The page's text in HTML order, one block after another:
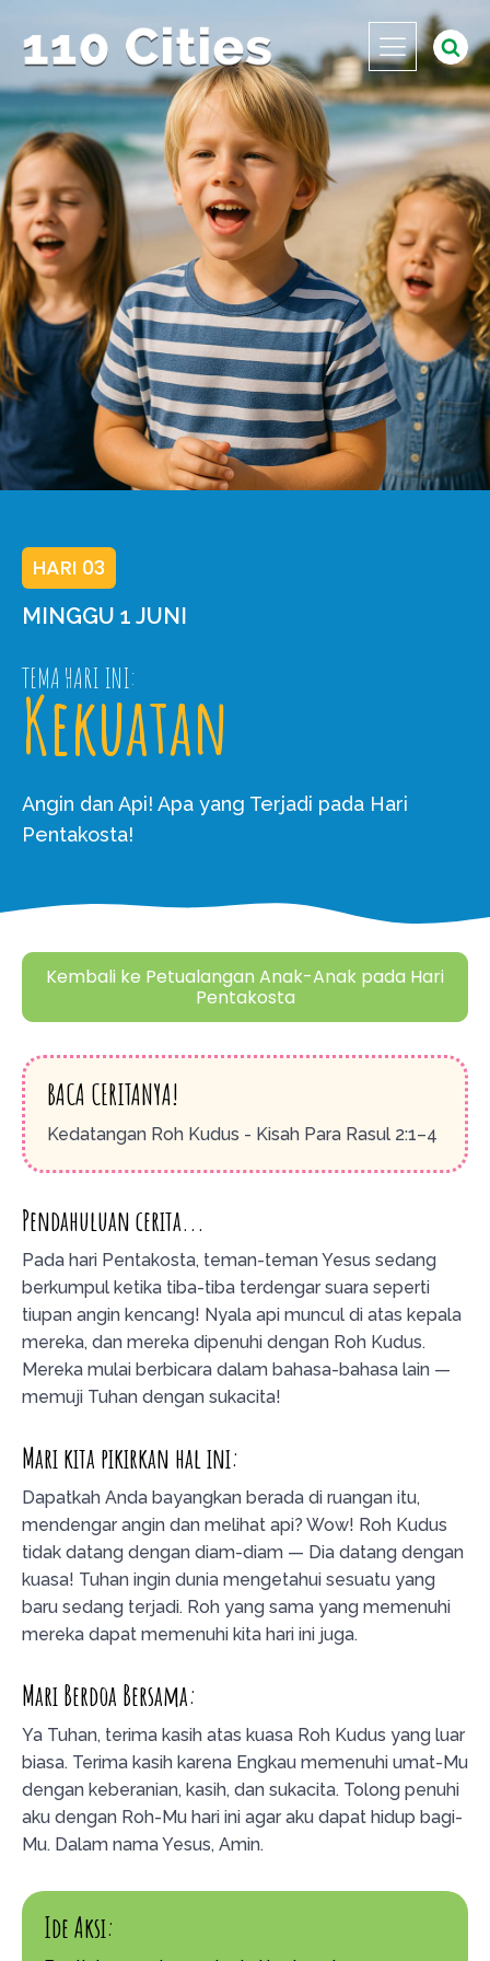
HARI 03
MINGGU 1 JUNI
TEMA HARI INI:
Kekuatan
Angin dan Api! Apa yang Terjadi pada Hari
Pentakosta!
Kembali ke Petualangan Anak-Anak pada Hari
Pentakosta
BACA CERITANYA!
Kedatangan Roh Kudus - Kisah Para Rasul 2:1–4
Pendahuluan cerita...
Pada hari Pentakosta, teman-teman Yesus sedang
berkumpul ketika tiba-tiba terdengar suara seperti
tiupan angin kencang! Nyala api muncul di atas kepala
mereka, dan mereka dipenuhi dengan Roh Kudus.
Mereka mulai berbicara dalam bahasa-bahasa lain —
memuji Tuhan dengan sukacita!
Mari kita pikirkan hal ini:
Dapatkah Anda bayangkan berada di ruangan itu,
mendengar angin dan melihat api? Wow! Roh Kudus
tidak datang dengan diam-diam — Dia datang dengan
kuasa! Tuhan ingin dunia mengetahui sesuatu yang
baru sedang terjadi. Roh yang sama yang memenuhi
mereka dapat memenuhi kita hari ini juga.
Mari Berdoa Bersama:
Ya Tuhan, terima kasih atas kuasa Roh Kudus yang luar
biasa. Terima kasih karena Engkau memenuhi umat-Mu
dengan keberanian, kasih, dan sukacita. Tolong penuhi
aku dengan Roh-Mu hari ini agar aku dapat hidup bagi-
Mu. Dalam nama Yesus, Amin.
Ide Aksi: